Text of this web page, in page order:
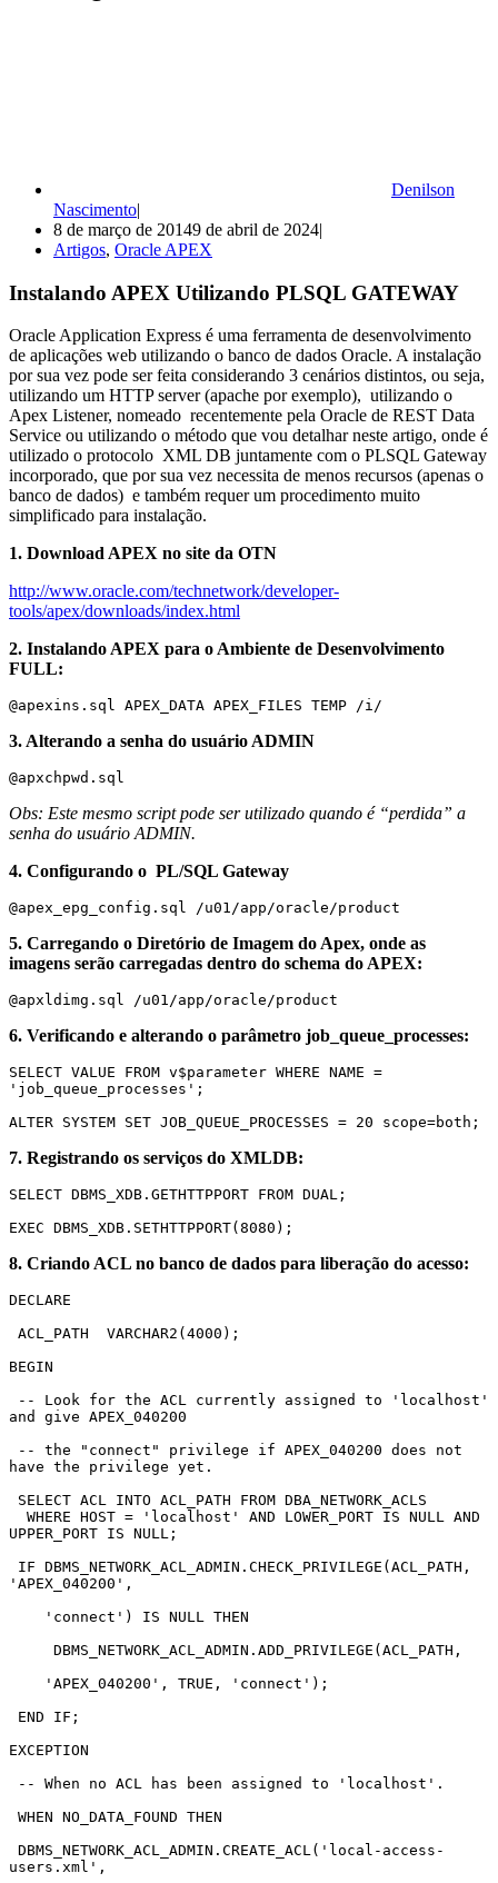
Denilson
Nascimento
8 de março de 20149 de abril de 2024
Artigos, Oracle APEX
Instalando APEX Utilizando PLSQL GATEWAY
Oracle Application Express é uma ferramenta de desenvolvimento
de aplicações web utilizando o banco de dados Oracle. A instalação
por sua vez pode ser feita considerando 3 cenários distintos, ou seja,
utilizando um HTTP server (apache por exemplo), utilizando o
Apex Listener, nomeado recentemente pela Oracle de REST Data
Service ou utilizando o método que vou detalhar neste artigo, onde é
utilizado o protocolo XML DB juntamente com o PLSQL Gateway
incorporado, que por sua vez necessita de menos recursos (apenas o
banco de dados) e também requer um procedimento muito
simplificado para instalação.
1. Download APEX no site da OTN
http://www.oracle.com/technetwork/developer-
tools/apex/downloads/index.html
2. Instalando APEX para o Ambiente de Desenvolvimento
FULL:
@apexins.sql APEX_DATA APEX_FILES TEMP /i/
3. Alterando a senha do usuário ADMIN
@apxchpwd.sql
Obs: Este mesmo script pode ser utilizado quando é “perdida” a
senha do usuário ADMIN.
4. Configurando o PL/SQL Gateway
@apex_epg_config.sql /u01/app/oracle/product
5. Carregando o Diretório de Imagem do Apex, onde as
imagens serão carregadas dentro do schema do APEX:
@apxldimg.sql /u01/app/oracle/product
6. Verificando e alterando o parâmetro job_queue_processes:
SELECT VALUE FROM v$parameter WHERE NAME =
'job_queue_processes';
ALTER SYSTEM SET JOB_QUEUE_PROCESSES = 20 scope=both;
7. Registrando os serviços do XMLDB:
SELECT DBMS_XDB.GETHTTPPORT FROM DUAL;
EXEC DBMS_XDB.SETHTTPPORT(8080);
8. Criando ACL no banco de dados para liberação do acesso:
DECLARE
ACL_PATH  VARCHAR2(4000);
BEGIN
-- Look for the ACL currently assigned to 'localhost'
and give APEX_040200
-- the "connect" privilege if APEX_040200 does not
have the privilege yet.
SELECT ACL INTO ACL_PATH FROM DBA_NETWORK_ACLS
WHERE HOST = 'localhost' AND LOWER_PORT IS NULL AND
UPPER_PORT IS NULL;
IF DBMS_NETWORK_ACL_ADMIN.CHECK_PRIVILEGE(ACL_PATH,
'APEX_040200',
'connect') IS NULL THEN
DBMS_NETWORK_ACL_ADMIN.ADD_PRIVILEGE(ACL_PATH,
'APEX_040200', TRUE, 'connect');
END IF;
EXCEPTION
-- When no ACL has been assigned to 'localhost'.
WHEN NO_DATA_FOUND THEN
DBMS_NETWORK_ACL_ADMIN.CREATE_ACL('local-access-
users.xml',